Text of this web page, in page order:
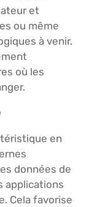
et
ou même
à venir.
où les
en
données de
applications
Cela favorise